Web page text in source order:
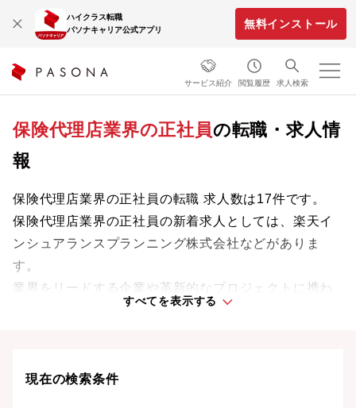
ハイクラス転職
パソナキャリア公式アプリ
無料インストール
サービス紹介 閲覧履歴 求人検索
保険代理店業界の正社員の転職・求人情
報
保険代理店業界の正社員の転職 求人数は17件です。
保険代理店業界の正社員の新着求人としては、楽天イ
ンシュアランスプランニング株式会社などがありま
す。
業界をリードする企業や革新的なプロジェクトに携わ
り、次のキャリアステージへと踏み出しましょう。
すべてを表示する
現在の検索条件